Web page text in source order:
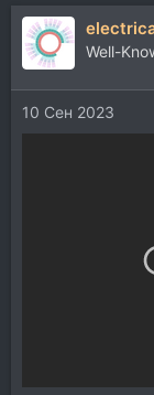
Well-
10 Сен 2023